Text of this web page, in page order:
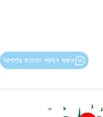
আপনার মতামত প্রদান করুন